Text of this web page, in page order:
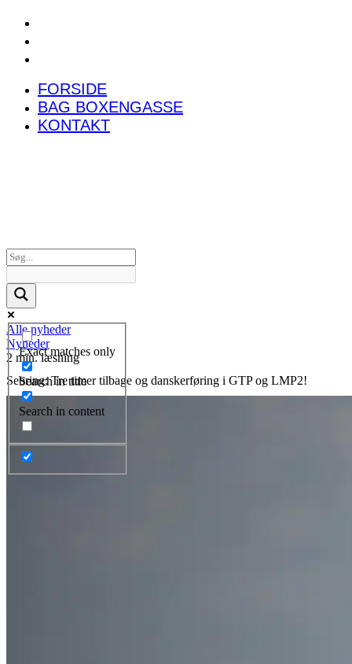
FORSIDE
BAG BOXENGASSE
KONTAKT
Exact matches only
Search in title
Search in content
Alle nyheder
Nyheder
2 min. læsning
Sebring: Tre timer tilbage og danskerføring i GTP og LMP2!